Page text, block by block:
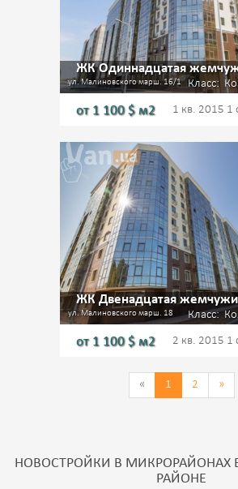
ЖК Одиннадцатая
Класс:
ул. Малиновского марш. 16/1
от 1 100$ м2 1 кв. 2015 1
ЖК Двенадцатая
Класс:
ул. Малиновского марш. 18
от 1 100$ м2 2 кв. 2015 1
« 1 2 »
НОВОСТРОЙКИ В
РАЙОНЕ